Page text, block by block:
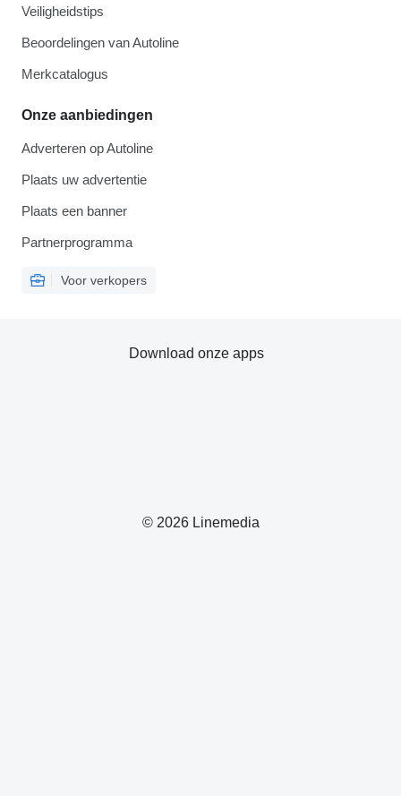
Veiligheidstips
Beoordelingen van Autoline
Merkcatalogus
Onze aanbiedingen
Adverteren op Autoline
Plaats uw advertentie
Plaats een banner
Partnerprogramma
Voor verkopers
© 2026 Linemedia
Download onze apps